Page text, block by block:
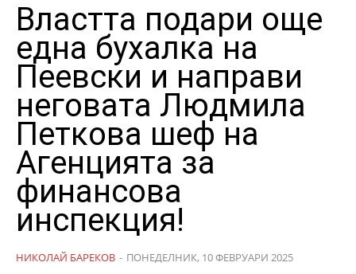
Властта подари още
една бухалка на
Пеевски и направи
неговата Людмила
Петкова шеф на
Агенцията за
финансова
инспекция!
НИКОЛАЙ БАРЕКОВ - ПОНЕДЕЛНИК, 10 ФЕВРУАРИ 2025